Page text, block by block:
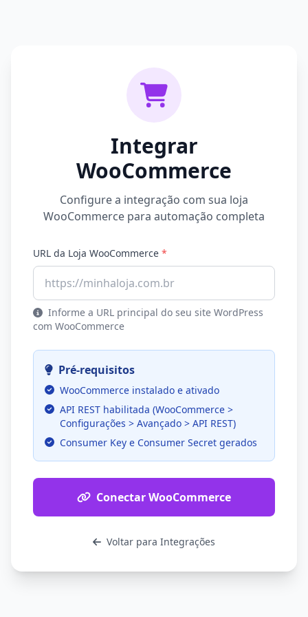
Integrar
WooCommerce
Configure a integração com sua loja
WooCommerce para automação completa
URL da Loja WooCommerce *
Informe a URL principal do seu site WordPress
com WooCommerce
Pré-requisitos
WooCommerce instalado e ativado
API REST habilitada (WooCommerce >
Configurações > Avançado > API REST)
Consumer Key e Consumer Secret gerados
Conectar WooCommerce
Voltar para Integrações